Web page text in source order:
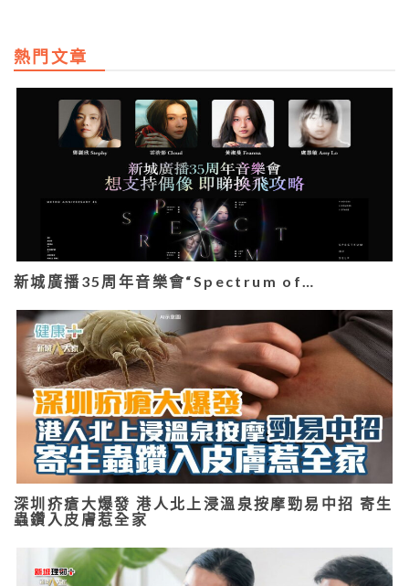
熱門文章
新城廣播35周年音樂會“Spectrum of…
深圳疥瘡大爆發 港人北上浸溫泉按摩勁易中招 寄生
蟲鑽入皮膚惹全家